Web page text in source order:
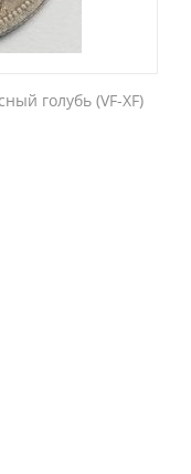
голубь (VF-XF)